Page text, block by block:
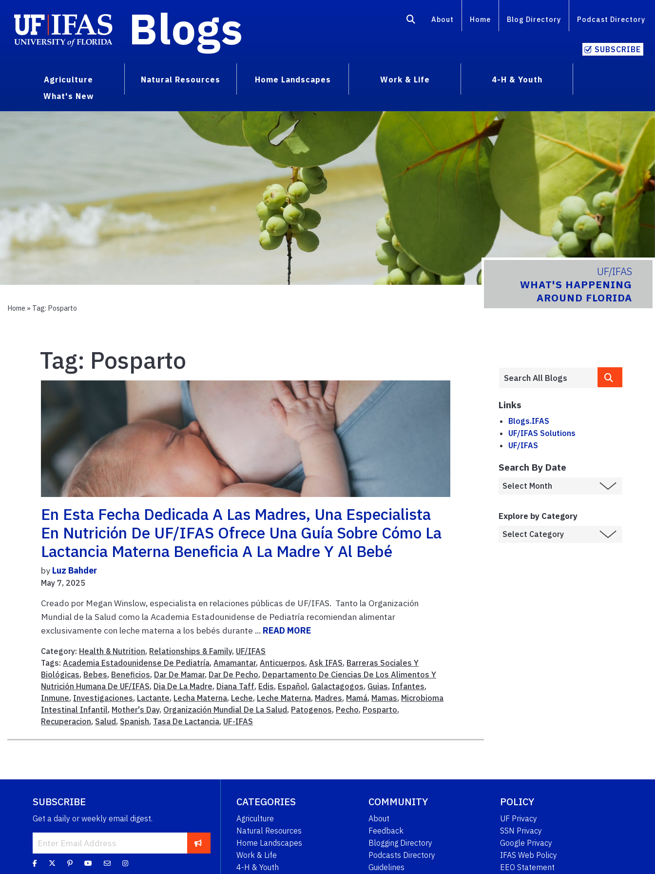
Blogs About Home Blog Directory Podcast Directory
SUBSCRIBE
Agriculture Natural Resources Home Landscapes Work & Life
4-H & Youth
What's New
UF/IFAS
WHAT'S HAPPENING
AROUND FLORIDA
Home » Tag: Posparto
Tag: Posparto
En Esta Fecha Dedicada A Las Madres, Una Especialista
En Nutrición De UF/IFAS Ofrece Una Guía Sobre Cómo La
Lactancia Materna Beneficia A La Madre Y Al Bebé
by Luz Bahder
May 7, 2025
Creado por Megan Winslow, especialista en relaciones públicas de UF/IFAS. Tanto la Organización
Mundial de la Salud como la Academia Estadounidense de Pediatría recomiendan alimentar
exclusivamente con leche materna a los bebés durante ... READ MORE
Category: Health & Nutrition, Relationships & Family, UF/IFAS
Tags:Academia Estadounidense De Pediatría,Amamantar,Anticuerpos,Ask IFAS, Barreras Sociales Y
Biológicas, Bebes, Beneficios, Dar De Mamar, Dar De Pecho, Departamento De Ciencias De Los Alimentos Y
Nutrición Humana De UF/IFAS, Dia De La Madre, Diana Taff, Edis, Español, Galactagogos, Guias, Infantes,
Inmune, Investigaciones, Lactante, Lecha Materna, Leche, Leche Materna, Madres, Mamá, Mamas, Microbioma
Intestinal Infantil, Mother's Day, Organización Mundial De La Salud, Patogenos, Pecho, Posparto,
Recuperacion, Salud, Spanish, Tasa De Lactancia, UF-IFAS
Links
Blogs.IFAS
UF/IFAS Solutions
UF/IFAS
Search By Date
Explore by Category
SUBSCRIBE
Get a daily or weekly email digest.
CATEGORIES
Agriculture
Natural Resources
Home Landscapes
Work & Life
4-H & Youth
COMMUNITY
About
Feedback
Blogging Directory
Podcasts Directory
Guidelines
POLICY
UF Privacy
SSN Privacy
Google Privacy
IFAS Web Policy
EEO Statement